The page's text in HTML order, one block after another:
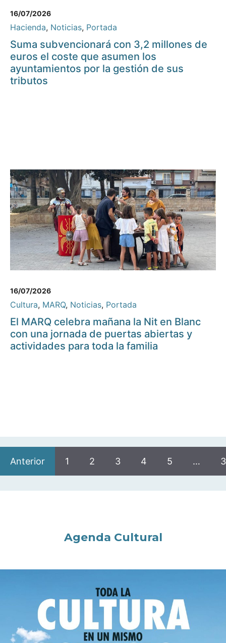
16/07/2026
Hacienda, Noticias, Portada
Suma subvencionará con 3,2 millones de
euros el coste que asumen los
ayuntamientos por la gestión de sus
tributos
16/07/2026
Cultura, MARQ, Noticias, Portada
El MARQ celebra mañana la Nit en Blanc
con una jornada de puertas abiertas y
actividades para toda la familia
Anterior 1 2 3 4 5 …
Agenda Cultural